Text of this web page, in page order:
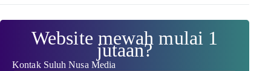
Website mewah mulai 1
jutaan?
Kontak Suluh Nusa Media